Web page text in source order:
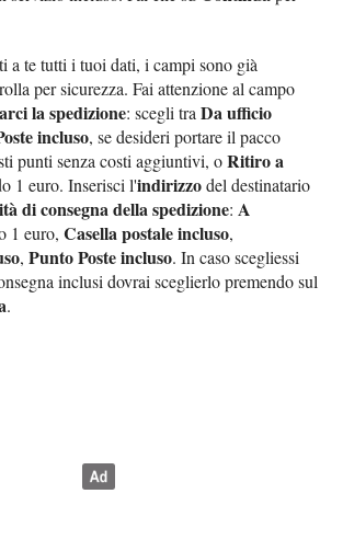
a te tutti i tuoi dati, i campi sono già
per sicurezza. Fai attenzione al campo
la spedizione: scegli traDa ufficio
incluso, se desideri portare il pacco
punti senza costi aggiuntivi, oRitiro a
1 euro. Inserisci l'indirizzodel destinatario
di consegna della spedizione: A
1 euro,Casella postale incluso,
,Punto Poste incluso. In caso scegliessi
inclusi dovrai sceglierlo premendo sul
.